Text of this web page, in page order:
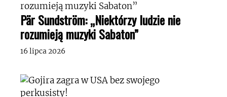
Pär Sundström: „Niektórzy ludzie nie
rozumieją muzyki Sabaton”
16 lipca 2026